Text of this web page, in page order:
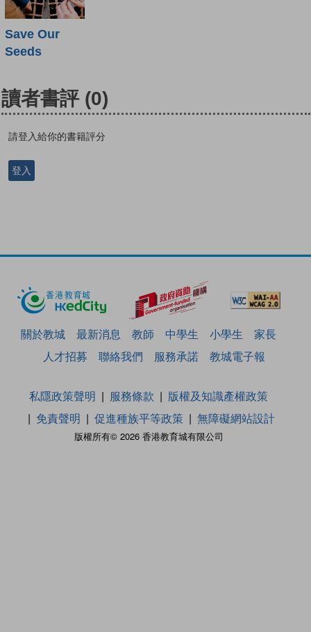
Save Our
Seeds
讀者書評 (0)
請登入給你的書籍評分
登入
關於教城 最新消息 教師 中學生 小學生
家長
人才招募
聯絡我們 服務承諾 教城電子報
版權所有© 2026 香港教育城有限公司
私隱政策聲明 服務條款
版權及知識產權政策
免責聲明
促進種族平等政策 無障礙網站設計